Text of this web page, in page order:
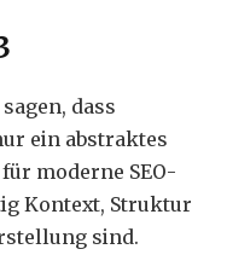
dass
ein abstraktes
moderne SEO-
Kontext, Struktur
sind.